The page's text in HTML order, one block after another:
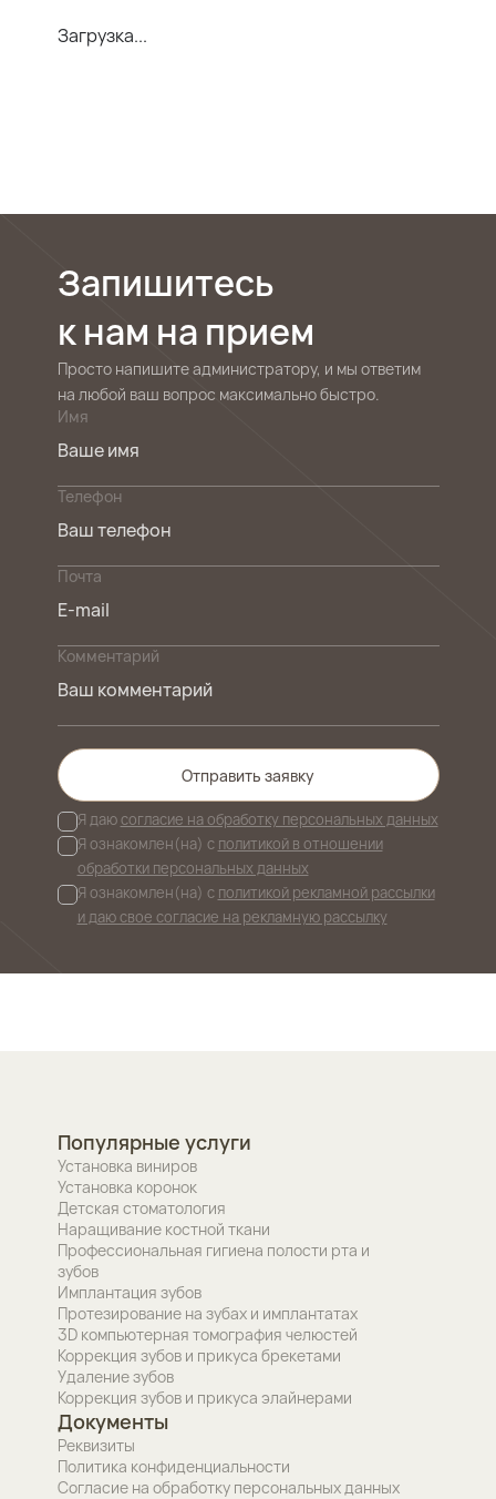
Загрузка...
Запишитесь
к нам на прием
Просто напишите администратору, и мы ответим
на любой ваш вопрос максимально быстро.
Имя
Телефон
Почта
Комментарий
Отправить заявку
Я даюсогласие на обработку персональных данных
Я ознакомлен(на) с политикой в отношении
обработки персональных данных
Я ознакомлен(на) с политикой рекламной рассылки
и даю свое согласие на рекламную рассылку
Популярные услуги
Установка виниров
Установка коронок
Детская стоматология
Наращивание костной ткани
Профессиональная гигиена полости рта и
зубов
Имплантация зубов
Протезирование на зубах и имплантатах
3D компьютерная томография челюстей
Коррекция зубов и прикуса брекетами
Удаление зубов
Коррекция зубов и прикуса элайнерами
Документы
Реквизиты
Политика конфиденциальности
Согласие на обработку персональных данных